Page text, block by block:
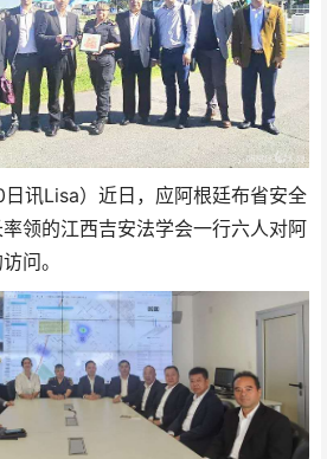
日讯Lisa）近日，应阿根廷布省安全
领的江西吉安法学会一行六人对阿
问。